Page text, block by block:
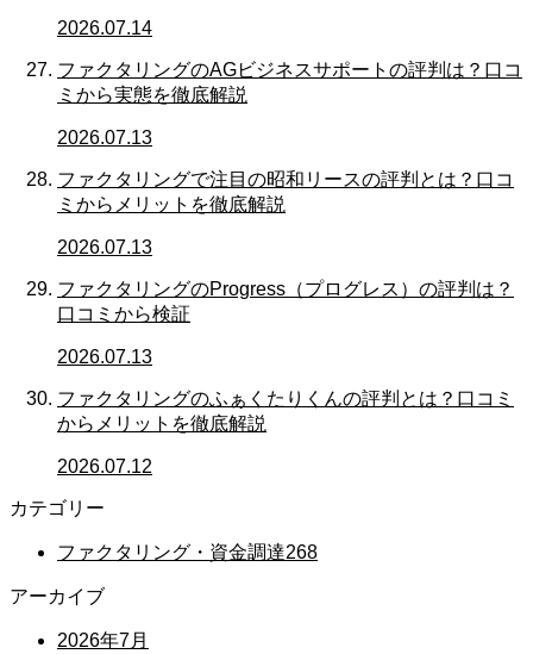
2026.07.14
ファクタリングのAGビジネスサポートの評判は？口コ
ミから実態を徹底解説
2026.07.13
ファクタリングで注目の昭和リースの評判とは？口コ
ミからメリットを徹底解説
2026.07.13
ファクタリングのProgress（プログレス）の評判は？
口コミから検証
2026.07.13
ファクタリングのふぁくたりくんの評判とは？口コミ
からメリットを徹底解説
2026.07.12
カテゴリー
ファクタリング・資金調達268
アーカイブ
2026年7月